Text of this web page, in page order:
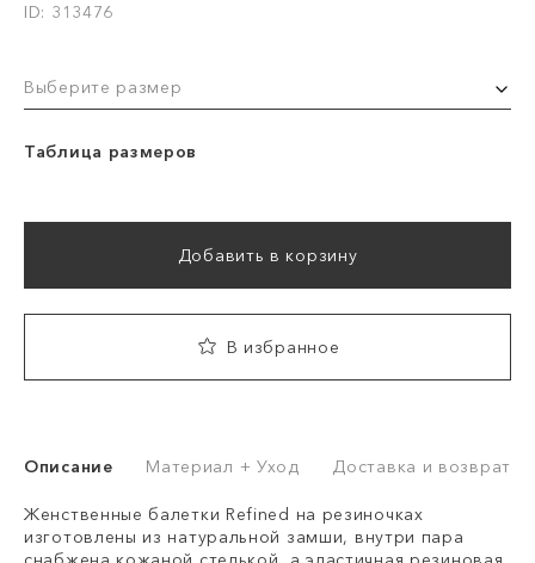
ID: 313476
Выберите размер
Таблица размеров
Добавить в корзину
В избранное
Описание Материал + Уход Доставка и возврат
Женственные балетки Refined на резиночках
изготовлены из натуральной замши, внутри пара